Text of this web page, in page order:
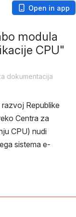
Open in app
modula
CPU"
dokumentacija
Republike
Centra za
CPU) nudi
sistema e-